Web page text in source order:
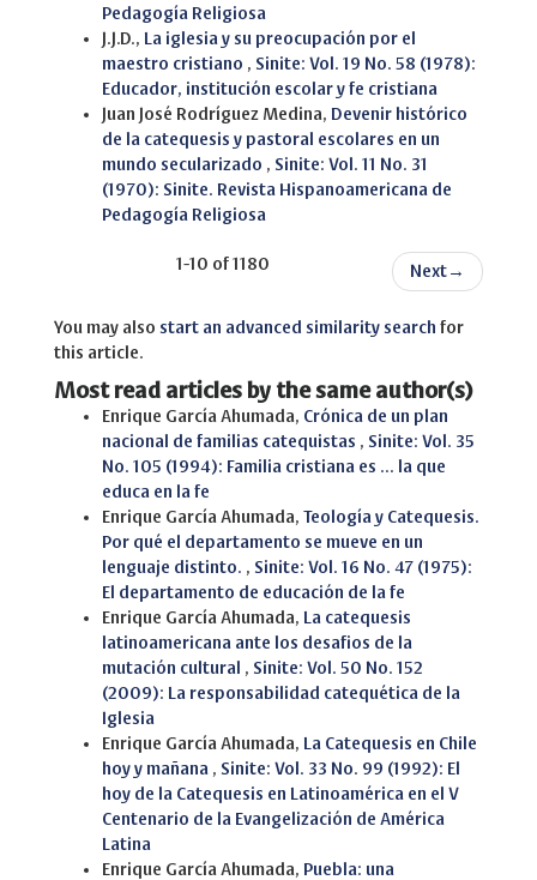
Pedagogía Religiosa
J.J.D.,
La iglesia y su preocupación por el
maestro cristiano , Sinite: Vol. 19 No. 58 (1978):
Educador, institución escolar y fe cristiana
Juan José Rodríguez Medina, Devenir histórico
de la catequesis y pastoral escolares en un
mundo secularizado , Sinite: Vol. 11 No. 31
(1970): Sinite. Revista Hispanoamericana de
Pedagogía Religiosa
1-10 of 1180 Next →
You may also start an advanced similarity search for
this article.
Most read articles by the same author(s)
Enrique García Ahumada, Crónica de un plan
nacional de familias catequistas , Sinite: Vol. 35
No. 105 (1994): Familia cristiana es ... la que
educa en la fe
Enrique García Ahumada, Teología y Catequesis.
Por qué el departamento se mueve en un
lenguaje distinto. , Sinite: Vol. 16 No. 47 (1975):
El departamento de educación de la fe
Enrique García Ahumada,
La catequesis
latinoamericana ante los desafios de la
mutación cultural , Sinite: Vol. 50 No. 152
(2009): La responsabilidad catequética de la
Iglesia
Enrique García Ahumada,
La Catequesis en Chile
hoy y mañana , Sinite: Vol. 33 No. 99 (1992): El
hoy de la Catequesis en Latinoamérica en el V
Centenario de la Evangelización de América
Latina
Enrique García Ahumada, Puebla: una